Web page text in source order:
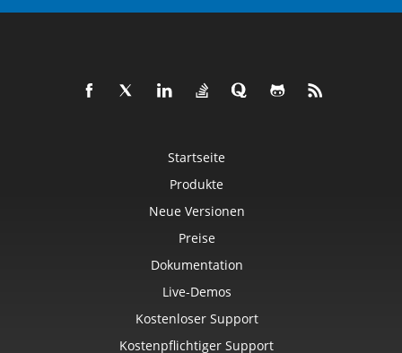
Startseite
Produkte
Neue Versionen
Preise
Dokumentation
Live-Demos
Kostenloser Support
Kostenpflichtiger Support